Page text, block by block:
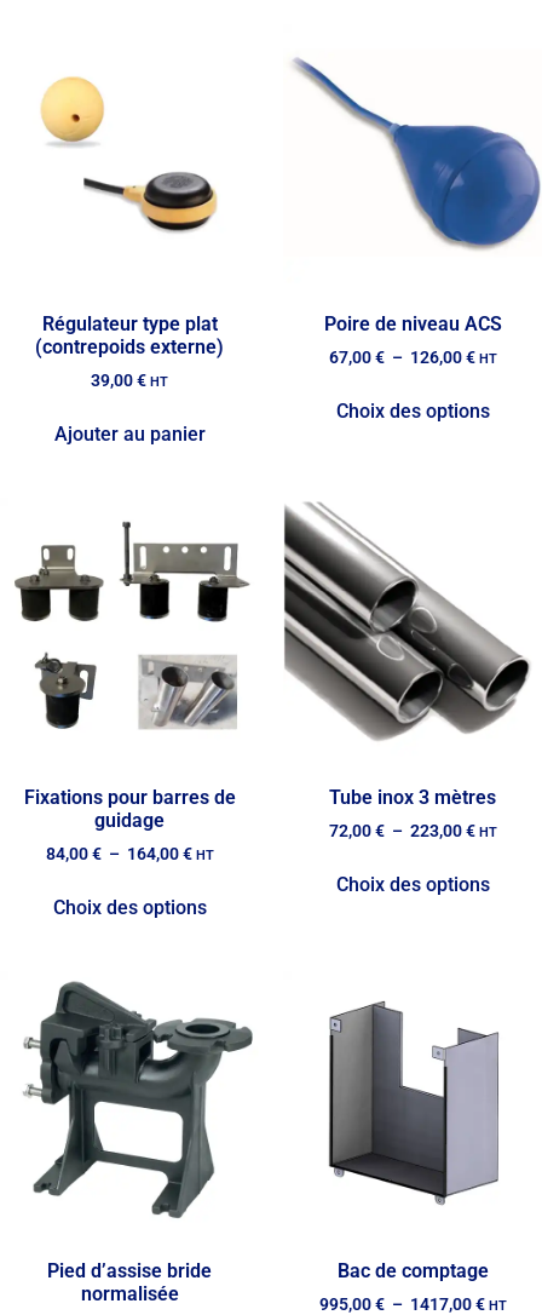
Régulateur type plat
(contrepoids externe)
39,00€ HT
Ajouter au panier
Poire de niveau ACS
67,00€ – 126,00€ HT
Choix des options
Fixations pour barres de
guidage
84,00€ – 164,00€ HT
Choix des options
Tube inox 3 mètres
72,00€ – 223,00€ HT
Choix des options
Pied d’assise bride
normalisée
Bac de comptage
995,00€ – 1417,00€ HT